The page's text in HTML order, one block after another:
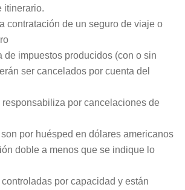
itinerario.
contratación de un seguro de viaje o
de impuestos producidos (con o sin
ser cancelados por cuenta del
responsabiliza por cancelaciones de
son por huésped en dólares americanos
doble a menos que se indique lo
controladas por capacidad y están